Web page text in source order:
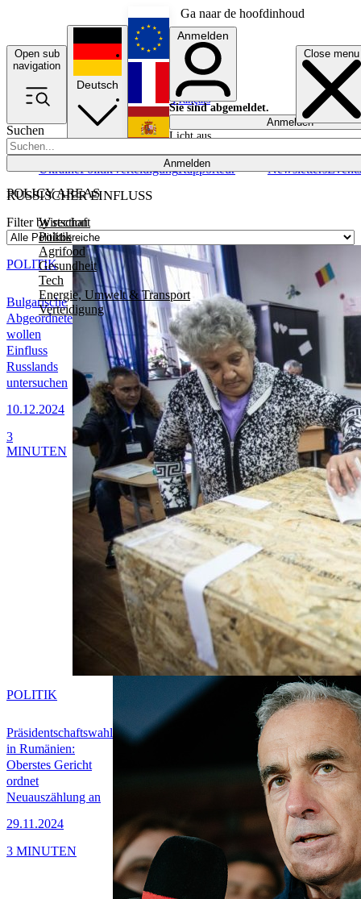
Ga naar de hoofdinhoud
Open sub
navigation
Close menu
Suchen
Anmelden
POLICY AREAS
Wirtschaft
Politik
Agrifood
Gesundheit
Tech
Energie, Umwelt & Transport
Verteidigung
UkrainePolitikVerteidigungRapporteur NewslettersEvents
Deutsch
English
Français
Anmelden
Sie sind abgemeldet.
Anmelden
Licht aus
RUSSISCHER EINFLUSS
Filter by section
Bulgarische
Abgeordnete
wollen
Einfluss
Russlands
untersuchen
10.12.2024
POLITIK
3
MINUTEN
Präsidentschaftswahl
in Rumänien:
Oberstes Gericht
ordnet
Neuauszählung an
29.11.2024
POLITIK
3 MINUTEN